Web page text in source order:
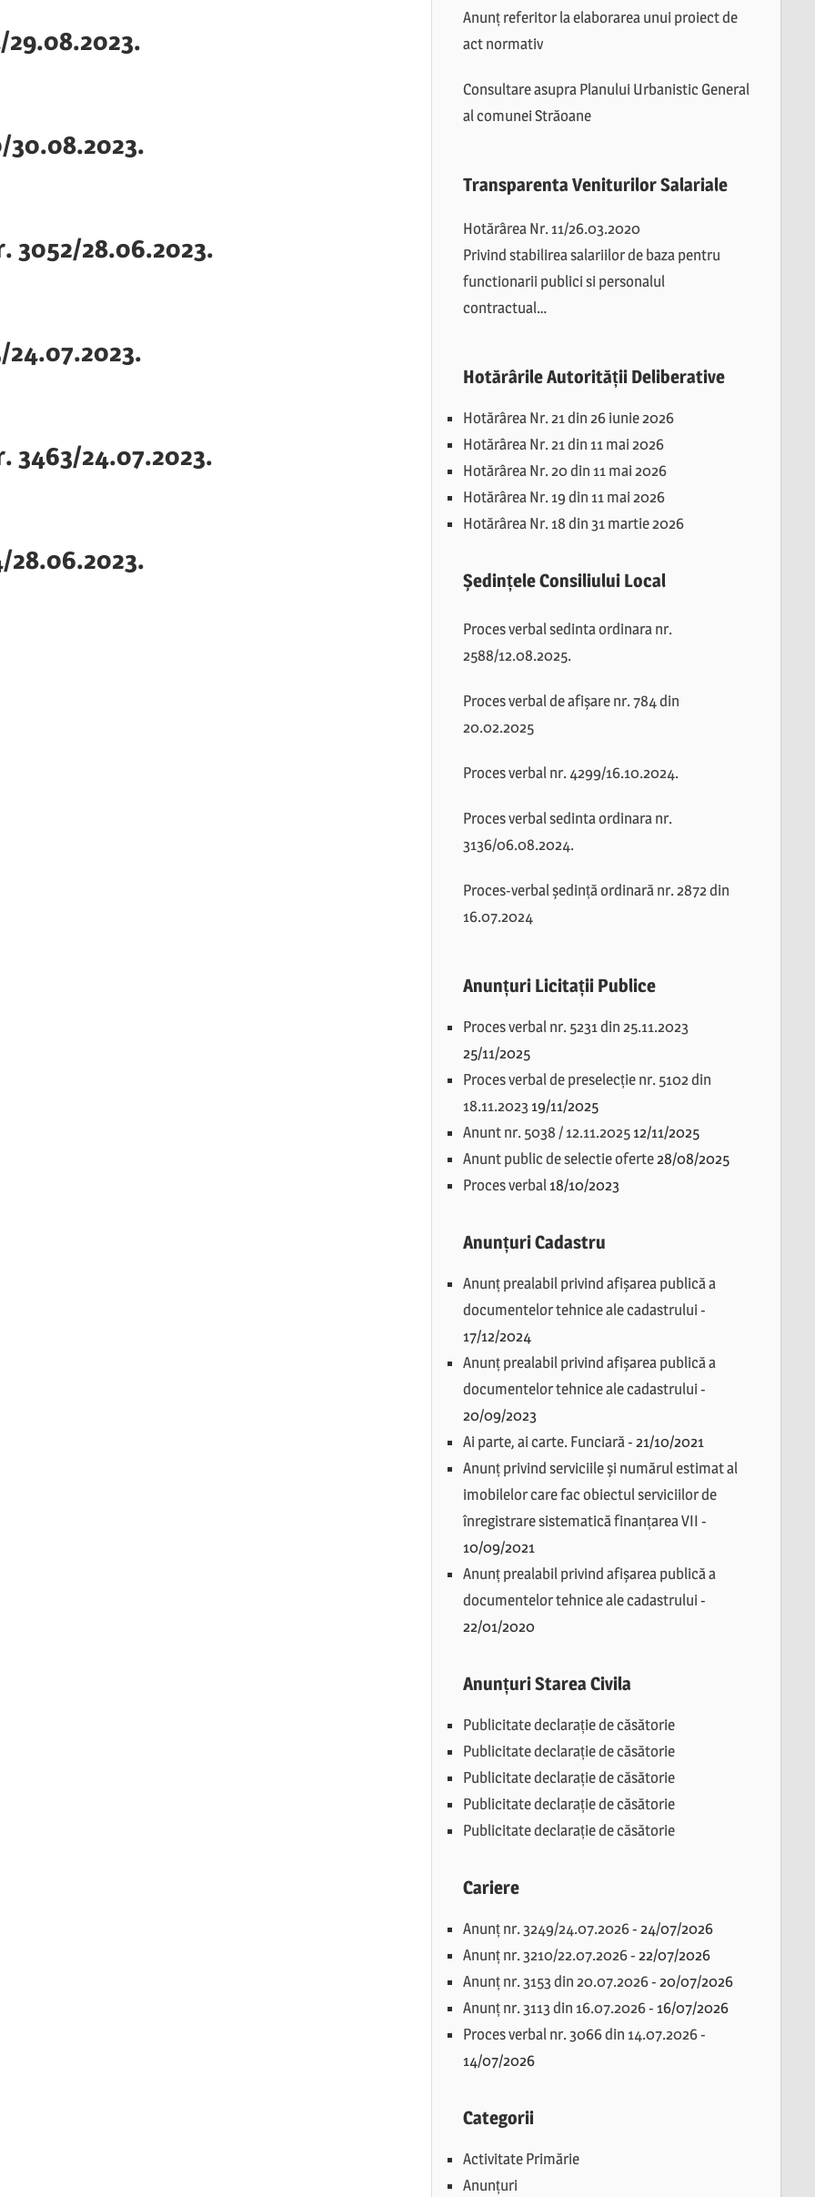
29.08.2023.
30.08.2023.
3052/28.06.2023.
24.07.2023.
3463/24.07.2023.
28.06.2023.
Anunț referitor la elaborarea unui proiect de
act normativ
Consultare asupra Planului Urbanistic General
al comunei Străoane
Transparenta Veniturilor Salariale
Hotărârea Nr. 11/26.03.2020
Privind stabilirea salariilor de baza pentru
functionarii publici si personalul
contractual…
Hotărârile Autorității Deliberative
Hotărârea Nr. 21 din 26 iunie 2026
Hotărârea Nr. 21 din 11 mai 2026
Hotărârea Nr. 20 din 11 mai 2026
Hotărârea Nr. 19 din 11 mai 2026
Hotărârea Nr. 18 din 31 martie 2026
Ședințele Consiliului Local
Proces verbal sedinta ordinara nr.
2588/12.08.2025.
Proces verbal de afișare nr. 784 din
20.02.2025
Proces verbal nr. 4299/16.10.2024.
Proces verbal sedinta ordinara nr.
3136/06.08.2024.
Proces-verbal ședință ordinară nr. 2872 din
16.07.2024
Anunțuri Licitații Publice
Proces verbal nr. 5231 din 25.11.2023
25/11/2025
Proces verbal de preselecție nr. 5102 din
18.11.2023 19/11/2025
Anunt nr. 5038 / 12.11.2025 12/11/2025
Anunt public de selectie oferte28/08/2025
Proces verbal 18/10/2023
Anunțuri Cadastru
Anunț prealabil privind afișarea publică a
documentelor tehnice ale cadastrului-
17/12/2024
Anunț prealabil privind afișarea publică a
documentelor tehnice ale cadastrului-
20/09/2023
Ai parte, ai carte. Funciară- 21/10/2021
Anunț privind serviciile și numărul estimat al
imobilelor care fac obiectul serviciilor de
înregistrare sistematică finanțarea VII -
10/09/2021
Anunț prealabil privind afișarea publică a
documentelor tehnice ale cadastrului-
22/01/2020
Anunțuri Starea Civila
Publicitate declarație de căsătorie
Publicitate declarație de căsătorie
Publicitate declarație de căsătorie
Publicitate declarație de căsătorie
Publicitate declarație de căsătorie
Cariere
Anunț nr. 3249/24.07.2026- 24/07/2026
Anunț nr. 3210/22.07.2026- 22/07/2026
Anunț nr. 3153 din 20.07.2026- 20/07/2026
Anunț nr. 3113 din 16.07.2026- 16/07/2026
Proces verbal nr. 3066 din 14.07.2026-
14/07/2026
Categorii
Activitate Primărie
Anunțuri